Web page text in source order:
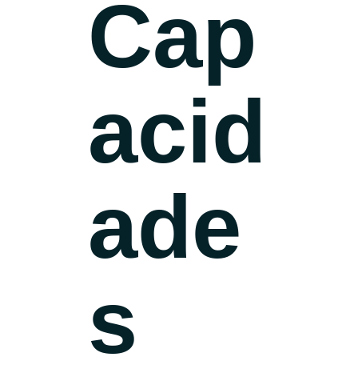
Cap
acid
ade
s